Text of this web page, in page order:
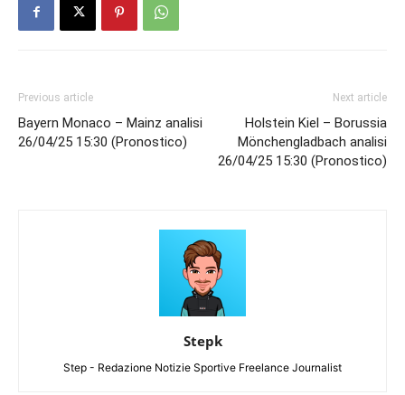
Previous article
Bayern Monaco – Mainz analisi
26/04/25 15:30 (Pronostico)
Next article
Holstein Kiel – Borussia
Mönchengladbach analisi
26/04/25 15:30 (Pronostico)
Stepk
Step - Redazione Notizie Sportive Freelance Journalist